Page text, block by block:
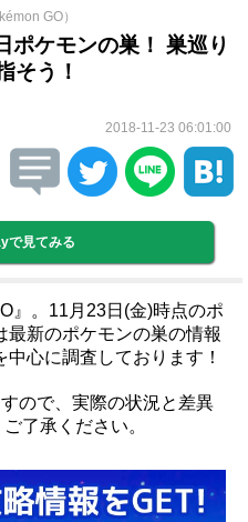
GO）
ポケモンの巣！ 巣巡り
そう！
2018-11-23 06:01:00
で見てみる
』。11月23日(金)時点のポ
新のポケモンの巣の情報
心に調査しております！
ので、実際の状況と差異
了承ください。